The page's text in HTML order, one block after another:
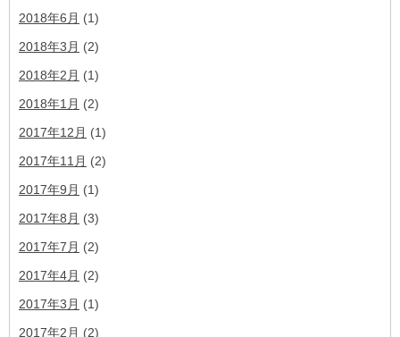
2018年6月 (1)
2018年3月 (2)
2018年2月 (1)
2018年1月 (2)
2017年12月 (1)
2017年11月 (2)
2017年9月 (1)
2017年8月 (3)
2017年7月 (2)
2017年4月 (2)
2017年3月 (1)
2017年2月 (2)